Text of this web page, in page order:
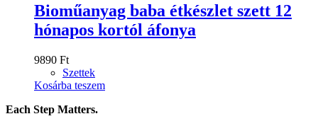
Bioműanyag baba étkészlet szett 12
hónapos kortól áfonya
9890 Ft
Szettek
Kosárba teszem
Each Step Matters.